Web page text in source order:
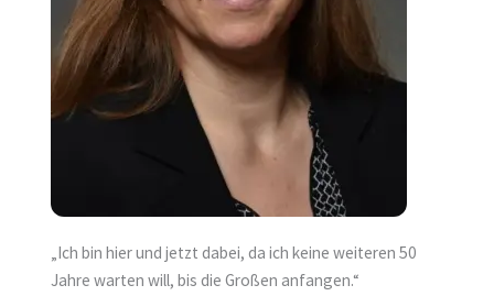
„Ich bin hier und jetzt dabei, da ich keine weiteren 50
Jahre warten will, bis die Großen anfangen.“